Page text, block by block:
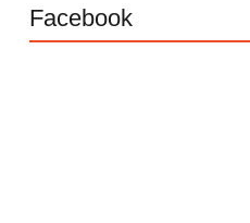
Facebook